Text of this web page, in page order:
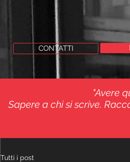
CONTATTI
"Avere
Sapere a chi si scrive.
Tutti i post